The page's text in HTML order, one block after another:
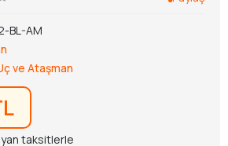
BL-AM
ve Ataşman
taksitlerle